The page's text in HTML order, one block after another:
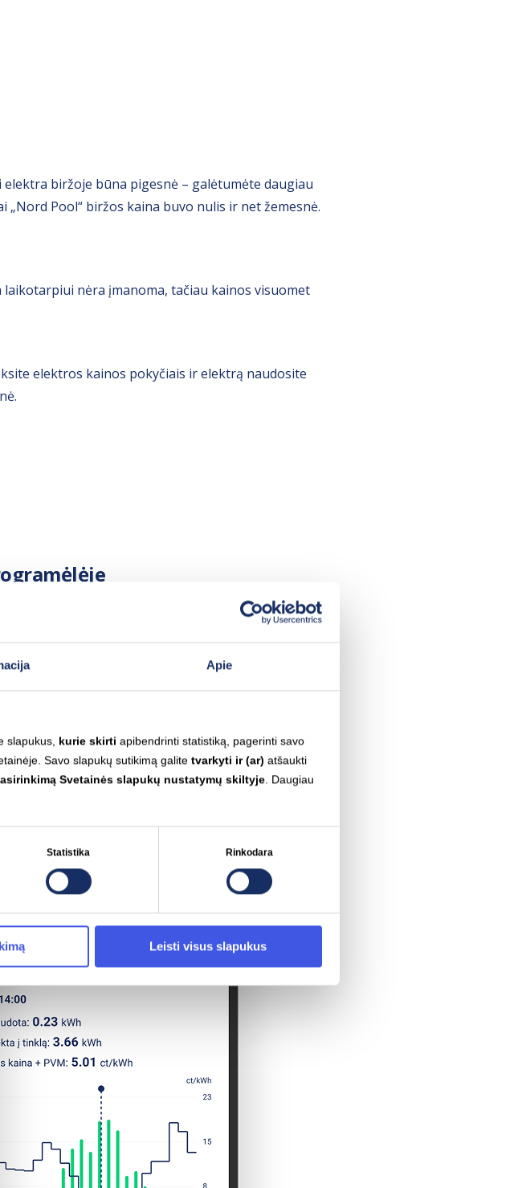
Apie
slapukus, kurie skirti apibendrinti statistiką, pagerinti savo
Savo slapukų sutikimą galitetvarkyti ir (ar) atšaukti
Svetainės slapukų nustatymų skiltyje. Daugiau
Statistika Rinkodara
Leisti visus slapukus
biržoje būna pigesnė – galėtumėte daugiau
Pool“ biržos kaina buvo nulis ir net žemesnė.
nėra įmanoma, tačiau kainos visuomet
elektros kainos pokyčiais ir elektrą naudosite
kainas